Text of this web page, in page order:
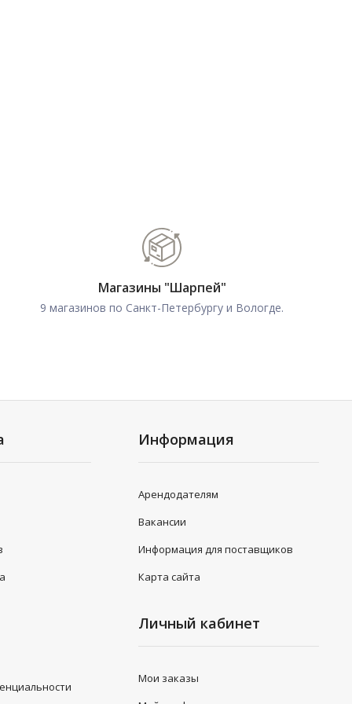
Магазины "Шарпей"
9 магазинов по Санкт-Петербургу и Вологде.
Информация
Арендодателям
Вакансии
Информация для поставщиков
Карта сайта
Личный кабинет
Мои заказы